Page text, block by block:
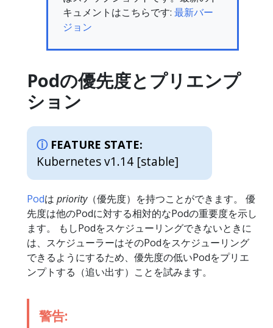
キュメントはこちらです: 最新バー
ジョン
Podの優先度とプリエンプ
ション
FEATURE STATE:
Kubernetes v1.14 [stable]
Podは priority（優先度）を持つことができます。 優
先度は他のPodに対する相対的なPodの重要度を示し
ます。 もしPodをスケジューリングできないときに
は、スケジューラーはそのPodをスケジューリング
できるようにするため、優先度の低いPodをプリエ
ンプトする（追い出す）ことを試みます。
警告: